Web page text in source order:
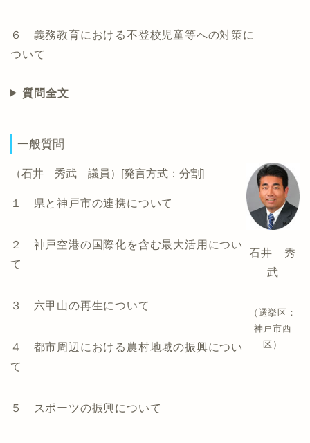
６ 義務教育における不登校児童等への対策に
ついて
質問全文
一般質問
（石井 秀武 議員）[発言方式：分割]
１ 県と神戸市の連携について
２ 神戸空港の国際化を含む最大活用につい
て
３ 六甲山の再生について
４ 都市周辺における農村地域の振興につい
て
５ スポーツの振興について
石井 秀
武
（選挙区：
神戸市西
区）